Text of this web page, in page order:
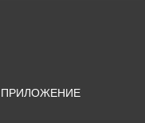
ПРИЛОЖЕНИЕ